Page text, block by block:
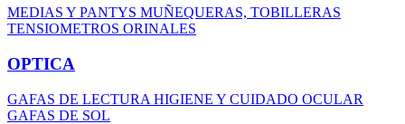
MEDIAS Y PANTYS MUÑEQUERAS, TOBILLERAS
TENSIOMETROS ORINALES
OPTICA
GAFAS DE LECTURA HIGIENE Y CUIDADO OCULAR
GAFAS DE SOL